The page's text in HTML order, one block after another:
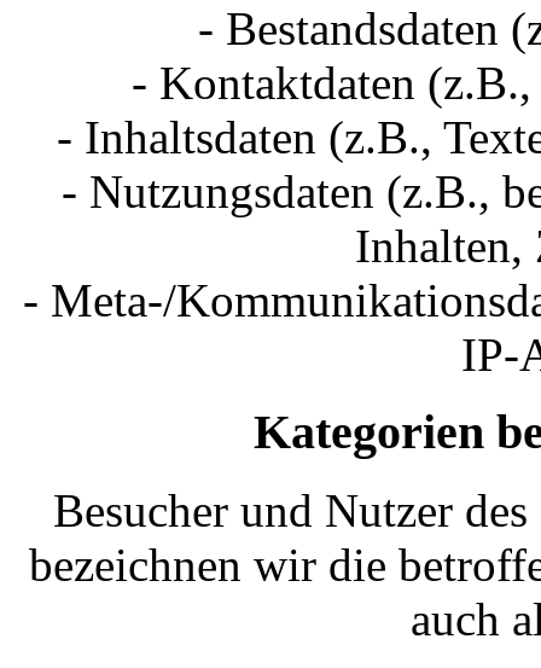
- Bestandsdaten
- Kontaktdaten
- Inhaltsdaten (z.B.,
- Nutzungsdaten (z.B.,
Inhalten,
- Meta-/
IP-
Kategorien
Besucher und Nutzer
bezeichnen wir die
auch